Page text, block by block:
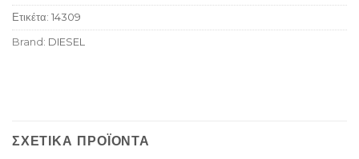
Ετικέτα: 14309
Brand: DIESEL
ΣΧΕΤΙΚΆ ΠΡΟΪΌΝΤΑ